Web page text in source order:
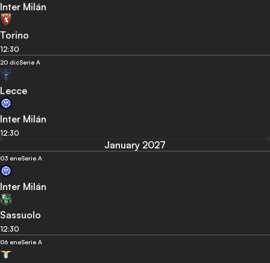
Inter Milán
Torino
12:30
20 dicSerie A
Lecce
Inter Milán
12:30
January 2027
03 eneSerie A
Inter Milán
Sassuolo
12:30
06 eneSerie A